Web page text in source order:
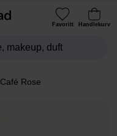
Favoritt Handlekurv
Café Rose